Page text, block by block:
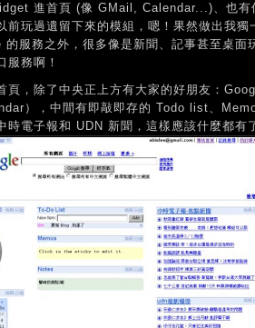
進首頁 (像 GMail, Calendar...)、也
前玩過遺留下來的模組，嗯！果然做出我
服務之外，很多像是新聞、記事甚至桌面
服務啊！
頁，除了中央正上方有大家的好朋友：
），中間有即敲即存的 Todo list、
時電子報和 UDN 新聞，這樣應該什麼都有